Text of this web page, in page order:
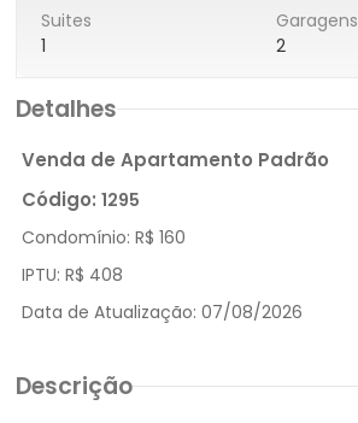
Suites
1
Garagens
2
Detalhes
Venda de Apartamento Padrão
Código: 1295
Condomínio: R$ 160
IPTU: R$ 408
Data de Atualização: 07/08/2026
Descrição